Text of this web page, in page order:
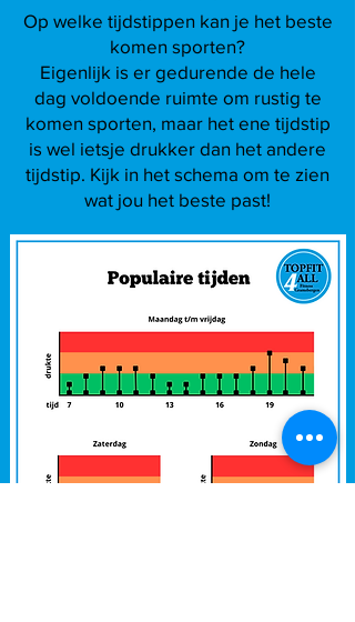
Op welke tijdstippen kan je het beste
komen sporten?
Eigenlijk is er gedurende de hele
dag voldoende ruimte om rustig te
komen sporten, maar het ene tijdstip
is wel ietsje drukker dan het andere
tijdstip. Kijk in het schema om te zien
wat jou het beste past!